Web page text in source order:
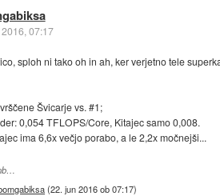
07:17
sploh ni tako oh in ah, ker verjetno tele
Švicarje vs. #1;
0,054 TFLOPS/Core, Kitajec samo 0,008.
ima 6,6x večjo porabo, a le 2,2x močnejši...
(22. jun 2016 ob 07:17)